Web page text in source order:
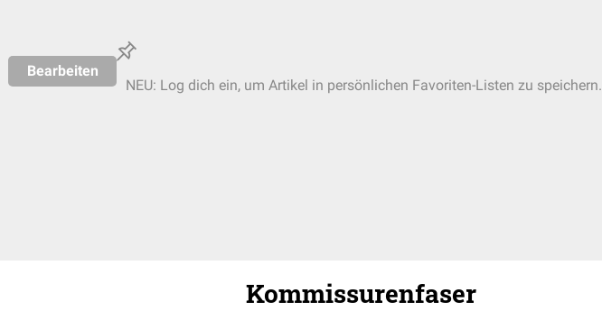
Bearbeiten
NEU: Log dich ein, um Artikel in persönlichen Favoriten-Listen zu speichern.
Kommissurenfaser